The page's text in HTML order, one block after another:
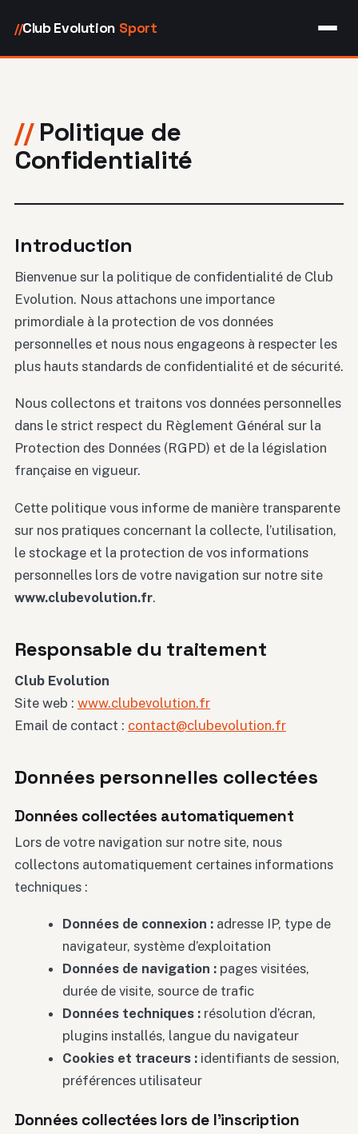
//Club Evolution Sport
Politique de
Confidentialité
Introduction
Bienvenue sur la politique de confidentialité de Club
Evolution. Nous attachons une importance
primordiale à la protection de vos données
personnelles et nous nous engageons à respecter les
plus hauts standards de confidentialité et de sécurité.
Nous collectons et traitons vos données personnelles
dans le strict respect du Règlement Général sur la
Protection des Données (RGPD) et de la législation
française en vigueur.
Cette politique vous informe de manière transparente
sur nos pratiques concernant la collecte, l’utilisation,
le stockage et la protection de vos informations
personnelles lors de votre navigation sur notre site
www.clubevolution.fr.
Responsable du traitement
Club Evolution
Site web : www.clubevolution.fr
Email de contact : contact@clubevolution.fr
Données personnelles collectées
Données collectées automatiquement
Lors de votre navigation sur notre site, nous
collectons automatiquement certaines informations
techniques :
Données de connexion :adresse IP, type de
navigateur, système d’exploitation
Données de navigation :pages visitées,
durée de visite, source de trafic
Données techniques :résolution d’écran,
plugins installés, langue du navigateur
Cookies et traceurs :identifiants de session,
préférences utilisateur
Données collectées lors de l’inscription